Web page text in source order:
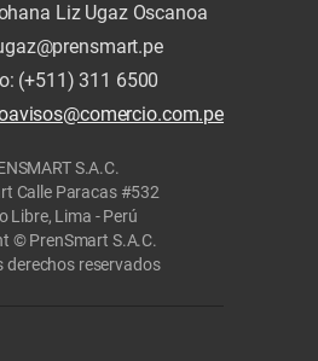
Liz Ugaz Oscanoa
(+511) 311 6500
S.A.C.
Calle Paracas #532
Libre, Lima - Perú
© PrenSmart S.A.C.
derechos reservados